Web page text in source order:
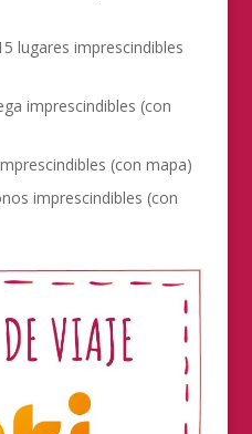
lugares imprescindibles
imprescindibles (con
(con mapa)
imprescindibles (con